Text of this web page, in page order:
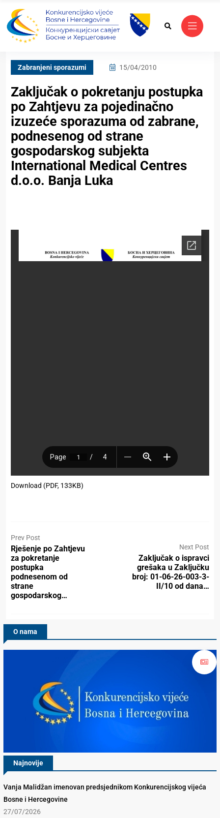
Zabranjeni sporazumi 15/04/2010
Zaključak o pokretanju postupka
po Zahtjevu za pojedinačno
izuzeće sporazuma od zabrane,
podnesenog od strane
gospodarskog subjekta
International Medical Centres
d.o.o. Banja Luka
Download (PDF, 133KB)
Prev Post
Rješenje po Zahtjevu
za pokretanje
postupka
podnesenom od
strane
gospodarskog…
Next Post
Zaključak o ispravci
grešaka u Zaključku
broj: 01-06-26-003-3-
II/10 od dana…
O nama
Najnovije
Vanja Malidžan imenovan predsjednikom Konkurencijskog vijeća
Bosne i Hercegovine
27/07/2026